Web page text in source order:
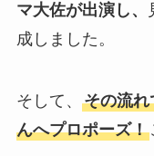
マ大佐が出演し、
成しました。
そして、 その流れ
んへプロポーズ！